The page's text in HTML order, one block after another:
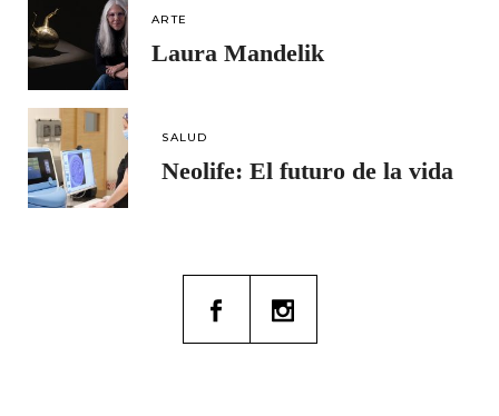
ARTE
Laura Mandelik
SALUD
Neolife: El futuro de la vida